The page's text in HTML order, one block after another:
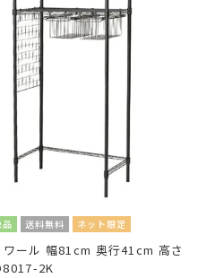
送料無料 ネット限定
ール 幅81cm 奥行41cm 高さ
2K